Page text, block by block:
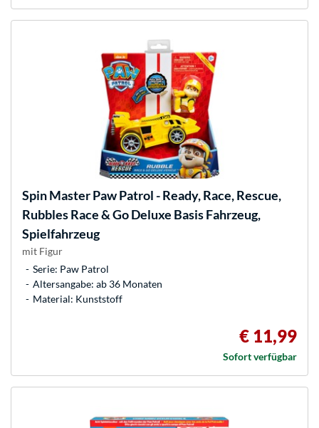
Spin MasterPaw Patrol - Ready, Race, Rescue,
Rubbles Race & Go Deluxe Basis Fahrzeug,
Spielfahrzeug
mit Figur
Serie: Paw Patrol
Altersangabe: ab 36 Monaten
Material: Kunststoff
€ 11,99
Sofort verfügbar